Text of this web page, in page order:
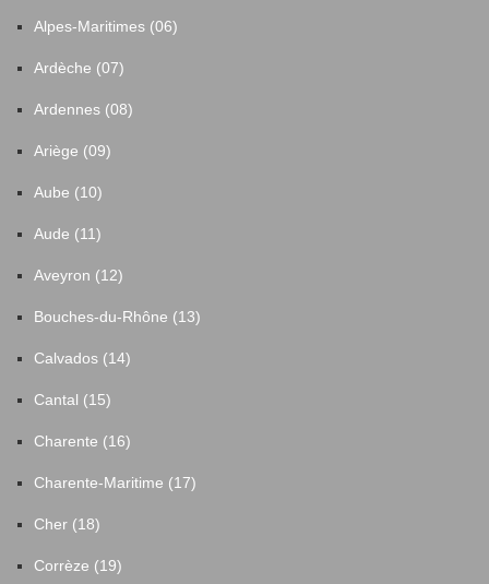
Alpes-Maritimes (06)
Ardèche (07)
Ardennes (08)
Ariège (09)
Aube (10)
Aude (11)
Aveyron (12)
Bouches-du-Rhône (13)
Calvados (14)
Cantal (15)
Charente (16)
Charente-Maritime (17)
Cher (18)
Corrèze (19)